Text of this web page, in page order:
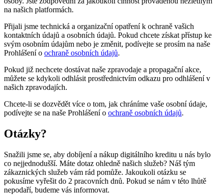
na našich platformách.
Přijali jsme technická a organizační opatření k ochraně vašich
kontaktních údajů a osobních údajů. Pokud chcete získat přístup ke
svým osobním údajům nebo je změnit, podívejte se prosím na naše
Prohlášení o ochraně osobních údajů.
Pokud již nechcete dostávat naše zpravodaje a propagační akce,
můžete se kdykoli odhlásit prostřednictvím odkazu pro odhlášení v
našich zpravodajích.
Chcete-li se dozvědět více o tom, jak chráníme vaše osobní údaje,
podívejte se na naše Prohlášení o ochraně osobních údajů.
Otázky?
Snažili jsme se, aby dobíjení a nákup digitálního kreditu u nás bylo
co nejjednodušší. Máte dotaz ohledně našich služeb? Náš tým
zákaznických služeb vám rád pomůže. Jakoukoli otázku se
pokusíme vyřešit do 2 pracovních dnů. Pokud se nám v této lhůtě
nepodaří, budeme vás informovat.